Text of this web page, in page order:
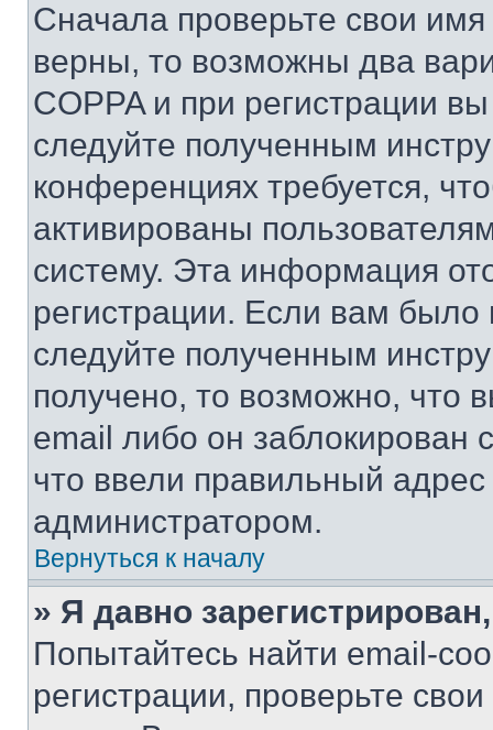
Сначала проверьте свои
верны, то возможны два
COPPA и при регистрации
следуйте полученным
конференциях требуется,
активированы
систему. Эта информация
регистрации. Если вам
следуйте полученным
получено, то возможно, что
email либо он
что ввели правильный адрес
администратором.
Вернуться к началу
» Я давно
Попытайтесь найти email-
регистрации, проверьте